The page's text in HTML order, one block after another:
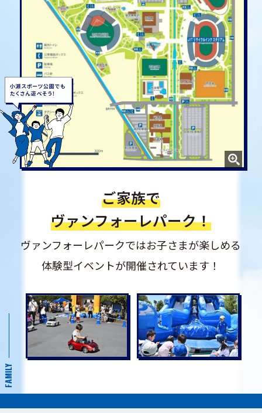
FAMILY
ご家族で
ヴァンフォーレパーク！
ヴァンフォーレパークではお子さまが楽しめる
体験型イベントが開催されています！